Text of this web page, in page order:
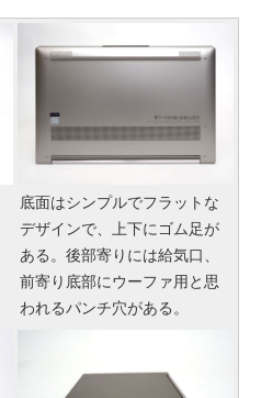
底面はシンプルでフラットな
デザインで、上下にゴム足が
ある。後部寄りには給気口、
前寄り底部にウーファ用と思
われるパンチ穴がある。